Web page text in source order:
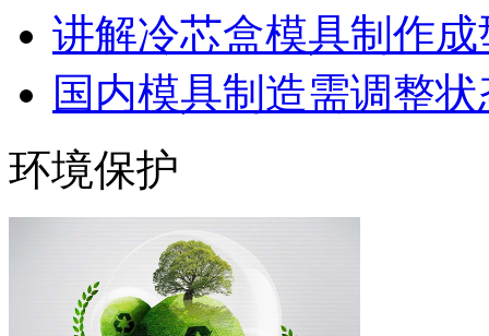
讲解冷芯盒模具制作
国内模具制造需调整
环境保护